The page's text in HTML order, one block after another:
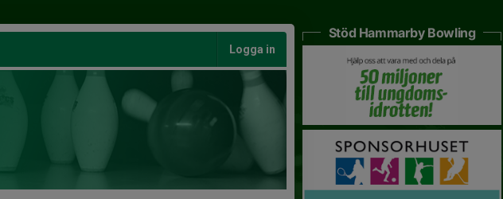
Logga in
Stöd Hammarby Bowling